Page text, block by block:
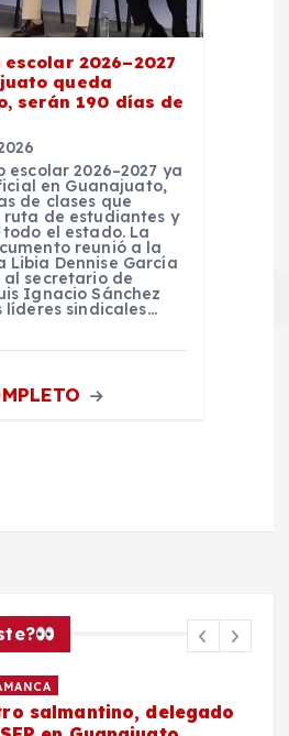
2026–2027
queda
serán 190 días de
escolar 2026–2027 ya
en Guanajuato,
de clases que
de estudiantes y
el estado. La
reunió a la
Libia Dennise García
al secretario de
Ignacio Sánchez
líderes sindicales…
salmantino, delegado